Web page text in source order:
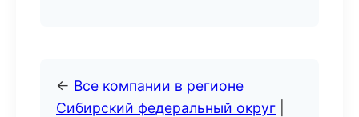
← Все компании в регионе
Сибирский федеральный округ